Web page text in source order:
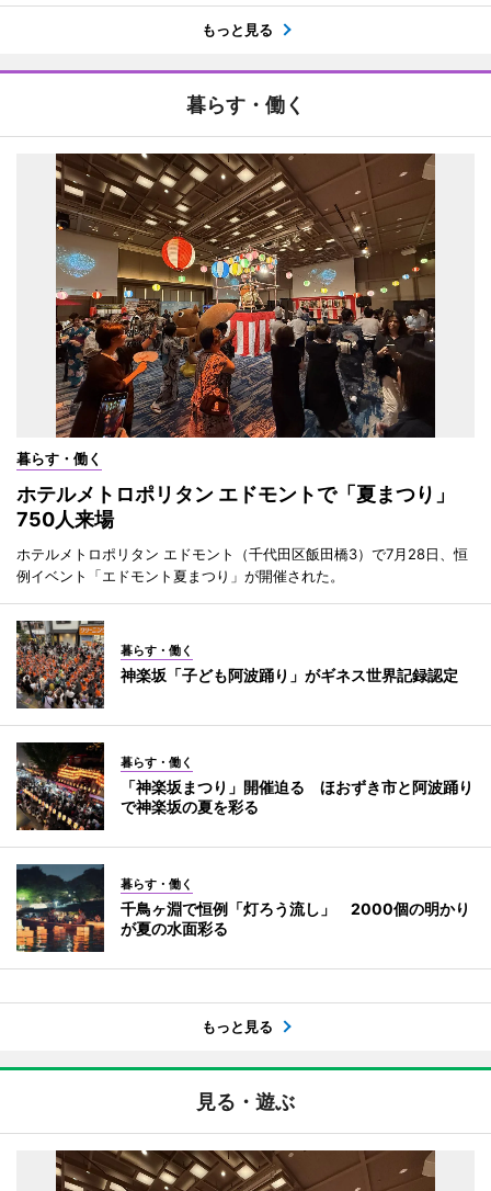
もっと見る
暮らす・働く
暮らす・働く
ホテルメトロポリタン エドモントで「夏まつり」
750人来場
ホテルメトロポリタン エドモント（千代田区飯田橋3）で7月28日、恒
例イベント「エドモント夏まつり」が開催された。
暮らす・働く
神楽坂「子ども阿波踊り」がギネス世界記録認定
暮らす・働く
「神楽坂まつり」開催迫る ほおずき市と阿波踊り
で神楽坂の夏を彩る
暮らす・働く
千鳥ヶ淵で恒例「灯ろう流し」 2000個の明かり
が夏の水面彩る
もっと見る
見る・遊ぶ